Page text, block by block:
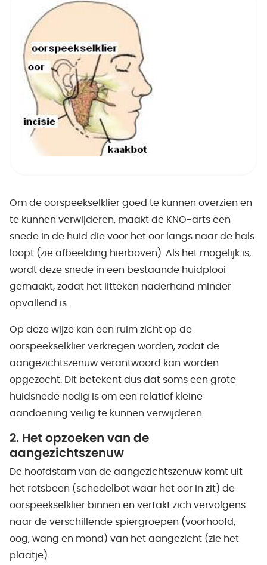
Om de oorspeekselklier goed te kunnen overzien en
te kunnen verwijderen, maakt de KNO-arts een
snede in de huid die voor het oor langs naar de hals
loopt (zie afbeelding hierboven). Als het mogelijk is,
wordt deze snede in een bestaande huidplooi
gemaakt, zodat het litteken naderhand minder
opvallend is.
Op deze wijze kan een ruim zicht op de
oorspeekselklier verkregen worden, zodat de
aangezichtszenuw verantwoord kan worden
opgezocht. Dit betekent dus dat soms een grote
huidsnede nodig is om een relatief kleine
aandoening veilig te kunnen verwijderen.
2. Het opzoeken van de
aangezichtszenuw
De hoofdstam van de aangezichtszenuw komt uit
het rotsbeen (schedelbot waar het oor in zit) de
oorspeekselklier binnen en vertakt zich vervolgens
naar de verschillende spiergroepen (voorhoofd,
oog, wang en mond) van het aangezicht (zie het
plaatje).